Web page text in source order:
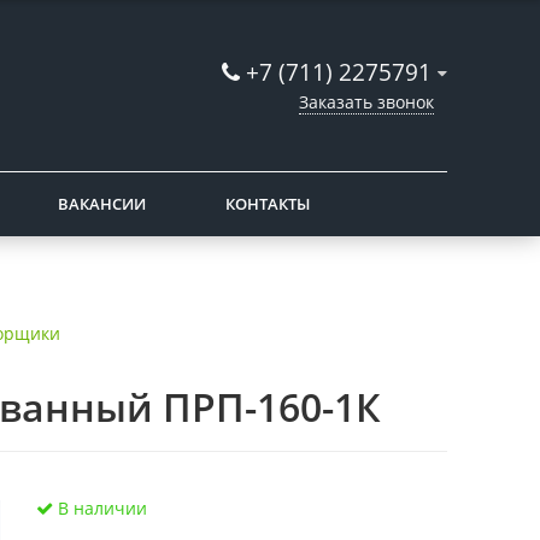
+7 (711) 2275791
Заказать звонок
ВАКАНСИИ КОНТАКТЫ
ПРП-160-1К
В наличии